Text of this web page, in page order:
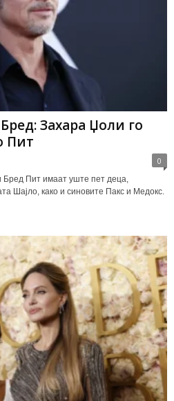
Захара Џоли го
Пит
0
Пит имаат уште пет деца,
Шајло, како и синовите Пакс и Медокс.